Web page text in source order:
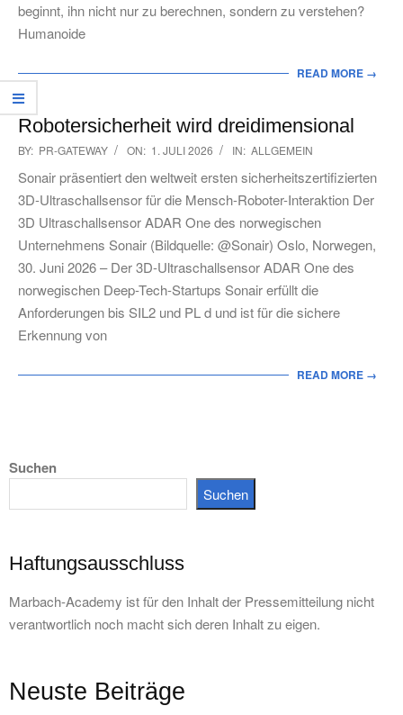
beginnt, ihn nicht nur zu berechnen, sondern zu verstehen?
Humanoide
READ MORE →
Robotersicherheit wird dreidimensional
2026-
07-
01
BY: PR-GATEWAY ON: 1. JULI 2026 IN: ALLGEMEIN
Sonair präsentiert den weltweit ersten sicherheitszertifizierten
3D-Ultraschallsensor für die Mensch-Roboter-Interaktion Der
3D Ultraschallsensor ADAR One des norwegischen
Unternehmens Sonair (Bildquelle: @Sonair) Oslo, Norwegen,
30. Juni 2026 – Der 3D-Ultraschallsensor ADAR One des
norwegischen Deep-Tech-Startups Sonair erfüllt die
Anforderungen bis SIL2 und PL d und ist für die sichere
Erkennung von
READ MORE →
Suchen
Suchen
Haftungsausschluss
Marbach-Academy ist für den Inhalt der Pressemitteilung nicht
verantwortlich noch macht sich deren Inhalt zu eigen.
Neuste Beiträge